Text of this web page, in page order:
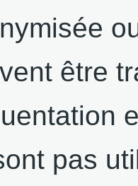
être
pas